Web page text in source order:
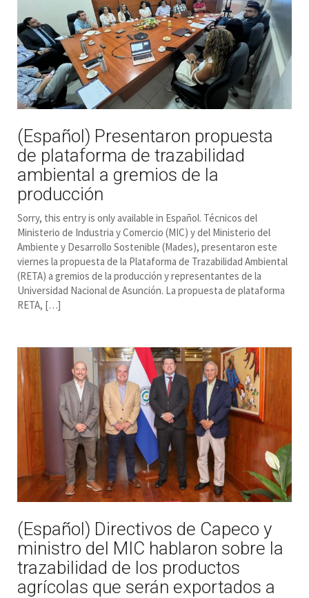
(Español) Presentaron propuesta
de plataforma de trazabilidad
ambiental a gremios de la
producción
Sorry, this entry is only available in Español. Técnicos del
Ministerio de Industria y Comercio (MIC) y del Ministerio del
Ambiente y Desarrollo Sostenible (Mades), presentaron este
viernes la propuesta de la Plataforma de Trazabilidad Ambiental
(RETA) a gremios de la producción y representantes de la
Universidad Nacional de Asunción. La propuesta de plataforma
RETA, […]
(Español) Directivos de Capeco y
ministro del MIC hablaron sobre la
trazabilidad de los productos
agrícolas que serán exportados a